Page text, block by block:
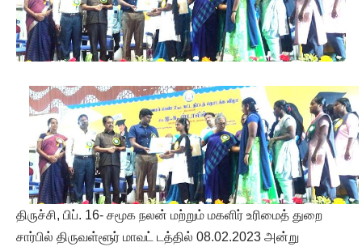
திருச்சி, பிப். 16- சமூக நலன் மற்றும் மகளிர் உரிமைத் துறை
சார்பில் திருவள்ளூர் மாவட் டத்தில் 08.02.2023 அன்று